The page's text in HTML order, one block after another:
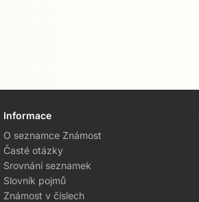
Informace
O seznamce Známost
Časté otázky
Srovnání seznamek
Slovník pojmů
Známost v číslech